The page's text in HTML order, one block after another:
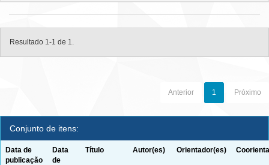
Resultado 1-1 de 1.
Anterior 1 Próximo
Conjunto de itens:
Data de
publicação
Data
de
Título Autor(es) Orientador(es)